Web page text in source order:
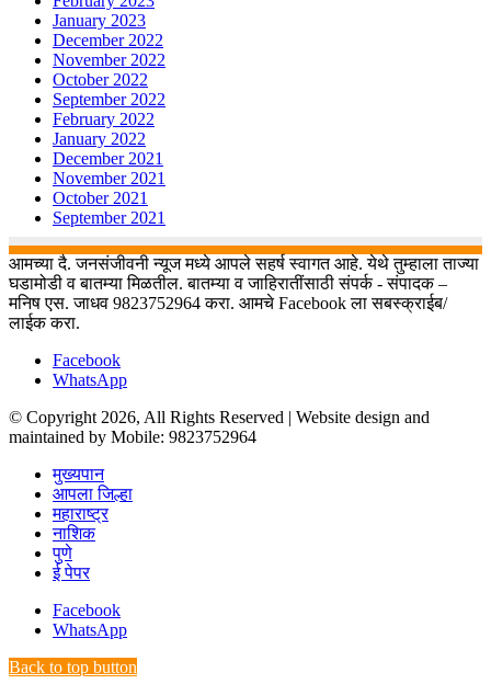
January 2023
December 2022
November 2022
October 2022
September 2022
February 2022
January 2022
December 2021
November 2021
October 2021
September 2021
आमच्या दै. जनसंजीवनी न्यूज मध्ये आपले सहर्ष स्वागत आहे. येथे तुम्हाला ताज्या
घडामोडी व बातम्या मिळतील. बातम्या व जाहिरातींसाठी संपर्क - संपादक –
मनिष एस. जाधव 9823752964 करा. आमचे Facebook ला सबस्क्राईब/
लाईक करा.
Facebook
WhatsApp
© Copyright 2026, All Rights Reserved | Website design and
maintained by Mobile: 9823752964
मुख्यपान
आपला जिल्हा
महाराष्ट्र
नाशिक
पुणे
ई पेपर
Facebook
WhatsApp
Back to top button